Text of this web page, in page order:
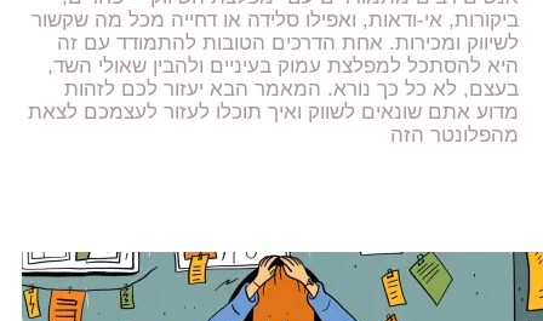
ביקורות, אי-ודאות, ואפילו סלידה או דחייה מכל מה שקשור
לשיווק ומכירות. אחת הדרכים הטובות להתמודד עם זה
היא להסתכל למפלצת עמוק בעיניים ולהבין שאולי השד,
בעצם, לא כל כך נורא. המאמר הבא יעזור לכם לזהות
מדוע אתם שונאים לשווק ואיך תוכלו לעזור לעצמכם לצאת
מהפלונטר הזה